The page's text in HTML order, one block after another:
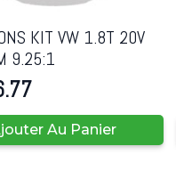
KIT VW 1.8T 20V
9.25:1
Au Panier